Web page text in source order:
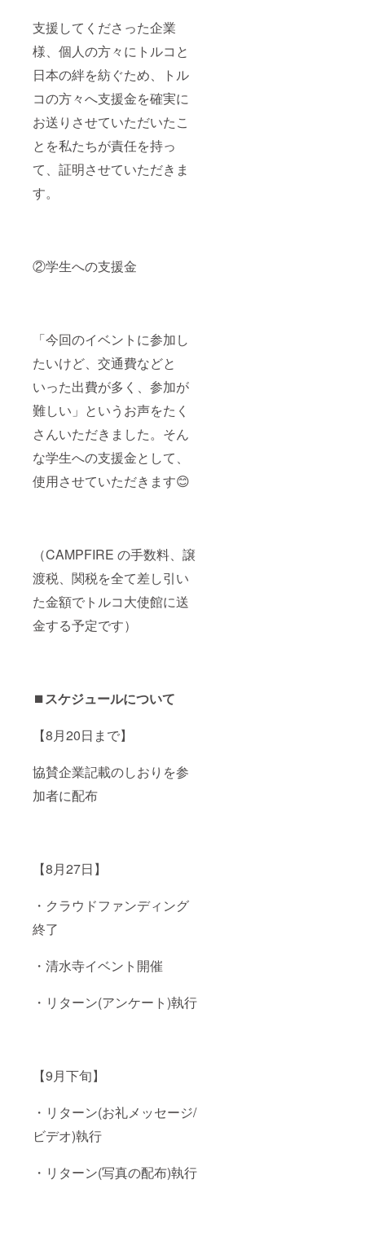
支援してくださった企業
様、個人の方々にトルコと
日本の絆を紡ぐため、トル
コの方々へ支援金を確実に
お送りさせていただいたこ
とを私たちが責任を持っ
て、証明させていただきま
す。
②学生への支援金
「今回のイベントに参加し
たいけど、交通費などと
いった出費が多く、参加が
難しい」というお声をたく
さんいただきました。そん
な学生への支援金として、
使用させていただきます😊
（CAMPFIRE の手数料、譲
渡税、関税を全て差し引い
た金額でトルコ大使館に送
金する予定です）
⏹️スケジュールについて
【8月20日まで】
協賛企業記載のしおりを参
加者に配布
【8月27日】
・クラウドファンディング
終了
・清水寺イベント開催
・リターン(アンケート)執行
【9月下旬】
・リターン(お礼メッセージ/
ビデオ)執行
・リターン(写真の配布)執行